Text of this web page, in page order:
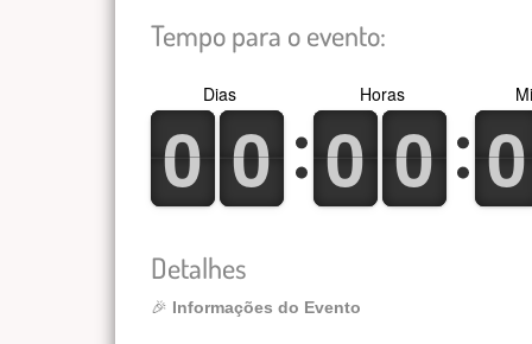
Tempo para o evento:
0
0
1
1 0
0
1
1
Dias
0
0
1
1 0
0
1
1
Horas
0
0
1
1
Detalhes
🎉 Informações do Evento